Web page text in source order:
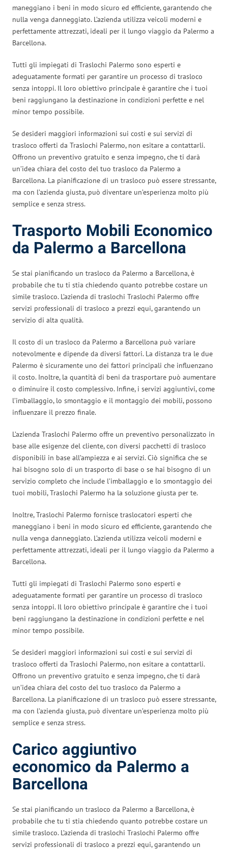
maneggiano i beni in modo sicuro ed efficiente, garantendo che
nulla venga danneggiato. L’azienda utilizza veicoli moderni e
perfettamente attrezzati, ideali per il lungo viaggio da Palermo a
Barcellona.
Tutti gli impiegati di Traslochi Palermo sono esperti e
adeguatamente formati per garantire un processo di trasloco
senza intoppi. Il loro obiettivo principale è garantire che i tuoi
beni raggiungano la destinazione in condizioni perfette e nel
minor tempo possibile.
Se desideri maggiori informazioni sui costi e sui servizi di
trasloco offerti da Traslochi Palermo, non esitare a contattarli.
Offrono un preventivo gratuito e senza impegno, che ti darà
un’idea chiara del costo del tuo trasloco da Palermo a
Barcellona. La pianificazione di un trasloco può essere stressante,
ma con l’azienda giusta, può diventare un’esperienza molto più
semplice e senza stress.
Trasporto Mobili Economico
da Palermo a Barcellona
Se stai pianificando un trasloco da Palermo a Barcellona, è
probabile che tu ti stia chiedendo quanto potrebbe costare un
simile trasloco. L’azienda di traslochi Traslochi Palermo offre
servizi professionali di trasloco a prezzi equi, garantendo un
servizio di alta qualità.
Il costo di un trasloco da Palermo a Barcellona può variare
notevolmente e dipende da diversi fattori. La distanza tra le due
Palermo è sicuramente uno dei fattori principali che influenzano
il costo. Inoltre, la quantità di beni da trasportare può aumentare
o diminuire il costo complessivo. Infine, i servizi aggiuntivi, come
l’imballaggio, lo smontaggio e il montaggio dei mobili, possono
influenzare il prezzo finale.
L’azienda Traslochi Palermo offre un preventivo personalizzato in
base alle esigenze del cliente, con diversi pacchetti di trasloco
disponibili in base all’ampiezza e ai servizi. Ciò significa che se
hai bisogno solo di un trasporto di base o se hai bisogno di un
servizio completo che include l’imballaggio e lo smontaggio dei
tuoi mobili, Traslochi Palermo ha la soluzione giusta per te.
Inoltre, Traslochi Palermo fornisce traslocatori esperti che
maneggiano i beni in modo sicuro ed efficiente, garantendo che
nulla venga danneggiato. L’azienda utilizza veicoli moderni e
perfettamente attrezzati, ideali per il lungo viaggio da Palermo a
Barcellona.
Tutti gli impiegati di Traslochi Palermo sono esperti e
adeguatamente formati per garantire un processo di trasloco
senza intoppi. Il loro obiettivo principale è garantire che i tuoi
beni raggiungano la destinazione in condizioni perfette e nel
minor tempo possibile.
Se desideri maggiori informazioni sui costi e sui servizi di
trasloco offerti da Traslochi Palermo, non esitare a contattarli.
Offrono un preventivo gratuito e senza impegno, che ti darà
un’idea chiara del costo del tuo trasloco da Palermo a
Barcellona. La pianificazione di un trasloco può essere stressante,
ma con l’azienda giusta, può diventare un’esperienza molto più
semplice e senza stress.
Carico aggiuntivo
economico da Palermo a
Barcellona
Se stai pianificando un trasloco da Palermo a Barcellona, è
probabile che tu ti stia chiedendo quanto potrebbe costare un
simile trasloco. L’azienda di traslochi Traslochi Palermo offre
servizi professionali di trasloco a prezzi equi, garantendo un